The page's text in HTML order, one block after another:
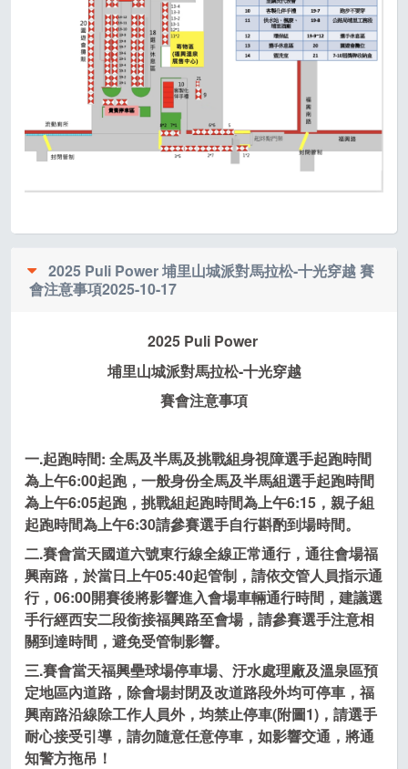
2025 Puli Power 埔里山城派對馬拉松-十光穿越 賽
會注意事項2025-10-17
2025 Puli Power
埔里山城派對馬拉松-十光穿越
賽會注意事項
一.起跑時間: 全馬及半馬及挑戰組身視障選手起跑時間
為上午6:00起跑，一般身份全馬及半馬組選手起跑時間
為上午6:05起跑，挑戰組起跑時間為上午6:15 ，親子組
起跑時間為上午6:30請參賽選手自行斟酌到場時間。
二.賽會當天國道六號東行線全線正常通行，通往會場福
興南路，於當日上午05:40起管制，請依交管人員指示通
行， 06:00開賽後將影響進入會場車輛通行時間，建議選
手行經西安二段銜接福興路至會場，請參賽選手注意相
關到達時間，避免受管制影響。
三.賽會當天福興壘球場停車場、汙水處理廠及溫泉區預
定地區內道路，除會場封閉及改道路段外均可停車，福
興南路沿線除工作人員外，均禁止停車(附圖1) ，請選手
耐心接受引導，請勿隨意任意停車，如影響交通，將通
知警方拖吊！